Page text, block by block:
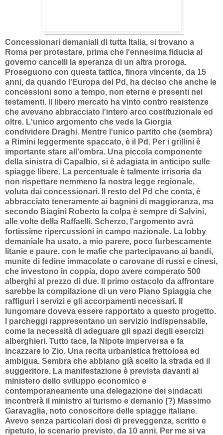
Concessionari demaniali di tutta Italia, si trovano a
Roma per protestare, prima che l'ennesima fiducia al
governo cancelli la speranza di un altra proroga.
Proseguono con questa tattica, finora vincente, da 15
anni, da quando l'Europa del Pd, ha deciso che anche le
concessioni sono a tempo, non eterne e presenti nei
testamenti. Il libero mercato ha vinto contro resistenze
che avevano abbracciato l'intero arco costituzionale ed
oltre. L'unico argomento che vede la Giorgia
condividere Draghi. Mentre l'unico partito che (sembra)
a Rimini leggermente spaccato, è il Pd. Per i grillini è
importante stare all'ombra. Una piccola componente
della sinistra di Capalbio, si è adagiata in anticipo sulle
spiagge libere. La percentuale è talmente irrisoria da
non rispettare nemmeno la nostra legge regionale,
voluta dai concessionari. Il resto del Pd che conta, è
abbracciato teneramente ai bagnini di maggioranza, ma
secondo Biagini Roberto la colpa è sempre di Salvini,
alle volte della Raffaelli. Scherzo, l'argomento avrà
fortissime ripercussioni in campo nazionale. La lobby
demaniale ha usato, a mio parere, poco furbescamente
litanie e paure, con le mafie che partecipavano ai bandi,
munite di fedine immacolate o carovane di russi e cinesi,
che investono in coppia, dopo avere comperato 500
alberghi al prezzo di due. Il primo ostacolo da affrontare
sarebbe la compilazione di un vero Piano Spiaggia che
raffiguri i servizi e gli accorpamenti necessari. Il
lungomare doveva essere rapportato a questo progetto.
I parcheggi rappresentano un servizio indispensabile,
come la necessità di adeguare gli spazi degli esercizi
alberghieri. Tutto tace, la Nipote imperversa e fa
incazzare lo Zio. Una recita urbanistica frettolosa ed
ambigua. Sembra che abbiano già scelto la strada ed il
suggeritore. La manifestazione è prevista davanti al
ministero dello sviluppo economico e
contemporaneamente una delegazione dei sindacati
incontrerà il ministro al turismo e demanio (?) Massimo
Garavaglia, noto conoscitore delle spiagge italiane.
Avevo senza particolari dosi di preveggenza, scritto e
ripetuto, lo scenario previsto, da 10 anni, Per me si va